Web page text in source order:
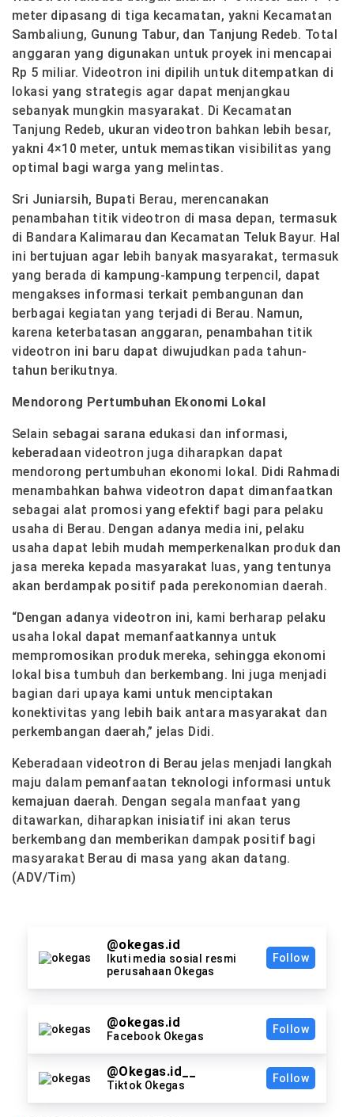
meter dipasang di tiga kecamatan, yakni Kecamatan
Sambaliung, Gunung Tabur, dan Tanjung Redeb. Total
anggaran yang digunakan untuk proyek ini mencapai
Rp 5 miliar. Videotron ini dipilih untuk ditempatkan di
lokasi yang strategis agar dapat menjangkau
sebanyak mungkin masyarakat. Di Kecamatan
Tanjung Redeb, ukuran videotron bahkan lebih besar,
yakni 4×10 meter, untuk memastikan visibilitas yang
optimal bagi warga yang melintas.
Sri Juniarsih, Bupati Berau, merencanakan
penambahan titik videotron di masa depan, termasuk
di Bandara Kalimarau dan Kecamatan Teluk Bayur. Hal
ini bertujuan agar lebih banyak masyarakat, termasuk
yang berada di kampung-kampung terpencil, dapat
mengakses informasi terkait pembangunan dan
berbagai kegiatan yang terjadi di Berau. Namun,
karena keterbatasan anggaran, penambahan titik
videotron ini baru dapat diwujudkan pada tahun-
tahun berikutnya.
Mendorong Pertumbuhan Ekonomi Lokal
Selain sebagai sarana edukasi dan informasi,
keberadaan videotron juga diharapkan dapat
mendorong pertumbuhan ekonomi lokal. Didi Rahmadi
menambahkan bahwa videotron dapat dimanfaatkan
sebagai alat promosi yang efektif bagi para pelaku
usaha di Berau. Dengan adanya media ini, pelaku
usaha dapat lebih mudah memperkenalkan produk dan
jasa mereka kepada masyarakat luas, yang tentunya
akan berdampak positif pada perekonomian daerah.
“Dengan adanya videotron ini, kami berharap pelaku
usaha lokal dapat memanfaatkannya untuk
mempromosikan produk mereka, sehingga ekonomi
lokal bisa tumbuh dan berkembang. Ini juga menjadi
bagian dari upaya kami untuk menciptakan
konektivitas yang lebih baik antara masyarakat dan
perkembangan daerah,” jelas Didi.
Keberadaan videotron di Berau jelas menjadi langkah
maju dalam pemanfaatan teknologi informasi untuk
kemajuan daerah. Dengan segala manfaat yang
ditawarkan, diharapkan inisiatif ini akan terus
berkembang dan memberikan dampak positif bagi
masyarakat Berau di masa yang akan datang.
(ADV/Tim)
@okegas.id
Ikuti media sosial resmi
perusahaan Okegas
Follow
@okegas.id
Facebook Okegas
Follow
@Okegas.id__
Tiktok Okegas
Follow